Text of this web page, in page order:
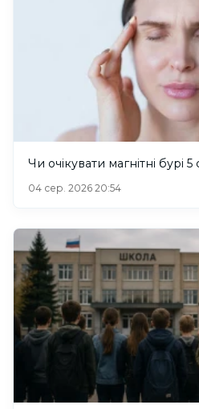
Чи очікувати магнітні бурі
04 сер. 2026 20:54